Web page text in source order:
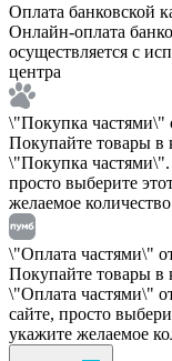
Оплата банковской
Онлайн-оплата
осуществляется с
центра
\"Покупка частями\"
Покупайте товары в
\"Покупка частями\".
просто выберите
желаемое
\"Оплата частями\"
Покупайте товары в
\"Оплата частями\"
сайте, просто
укажите желаемое